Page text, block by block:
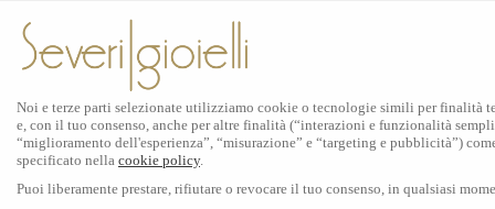
Scopri Rolex
Orologi Rolex
Nuovi modelli 2026
Noi e terze parti selezionate utilizziamo cookie o tecnologie simili per finalità
e, con il tuo consenso, anche per altre finalità (“interazioni e funzionalità
“miglioramento dell'esperienza”, “misurazione” e “targeting e pubblicità”)
specificato nella cookie policy.
Puoi liberamente prestare, rifiutare o revocare il tuo consenso, in qualsiasi